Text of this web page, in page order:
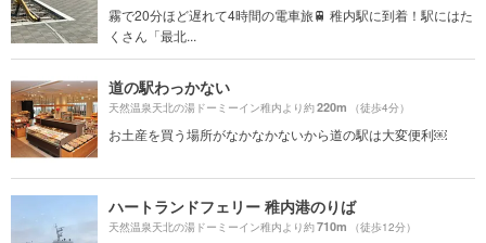
霧で20分ほど遅れて4時間の電車旅🚆 稚内駅に到着！駅にはた
くさん「最北...
道の駅わっかない
天然温泉天北の湯ドーミーイン稚内より約220m （徒歩4分）
お土産を買う場所がなかなかないから道の駅は大変便利￼
ハートランドフェリー 稚内港のりば
天然温泉天北の湯ドーミーイン稚内より約710m （徒歩12分）